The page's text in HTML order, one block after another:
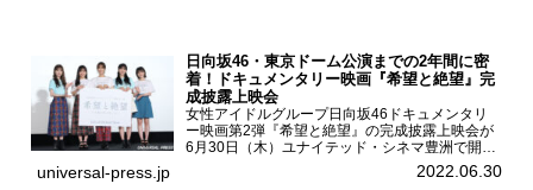
日向坂46・東京ドーム公演までの2年間に密
着！ドキュメンタリー映画『希望と絶望』完
成披露上映会
女性アイドルグループ日向坂46ドキュメンタリ
ー映画第2弾『希望と絶望』の完成披露上映会が
6月30日（木）ユナイテッド・シネマ豊洲で開催
され、日向坂46メンバーの加藤史帆、齊藤京
子、佐々木久美、富田鈴花、松田好花の5人が登
universal-press.jp 2022.06.30